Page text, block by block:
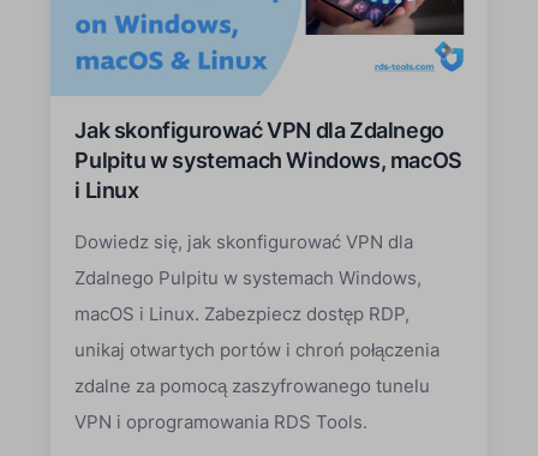
Jak skonfigurować VPN dla Zdalnego
Pulpitu w systemach Windows, macOS
i Linux
Dowiedz się, jak skonfigurować VPN dla
Zdalnego Pulpitu w systemach Windows,
macOS i Linux. Zabezpiecz dostęp RDP,
unikaj otwartych portów i chroń połączenia
zdalne za pomocą zaszyfrowanego tunelu
VPN i oprogramowania RDS Tools.